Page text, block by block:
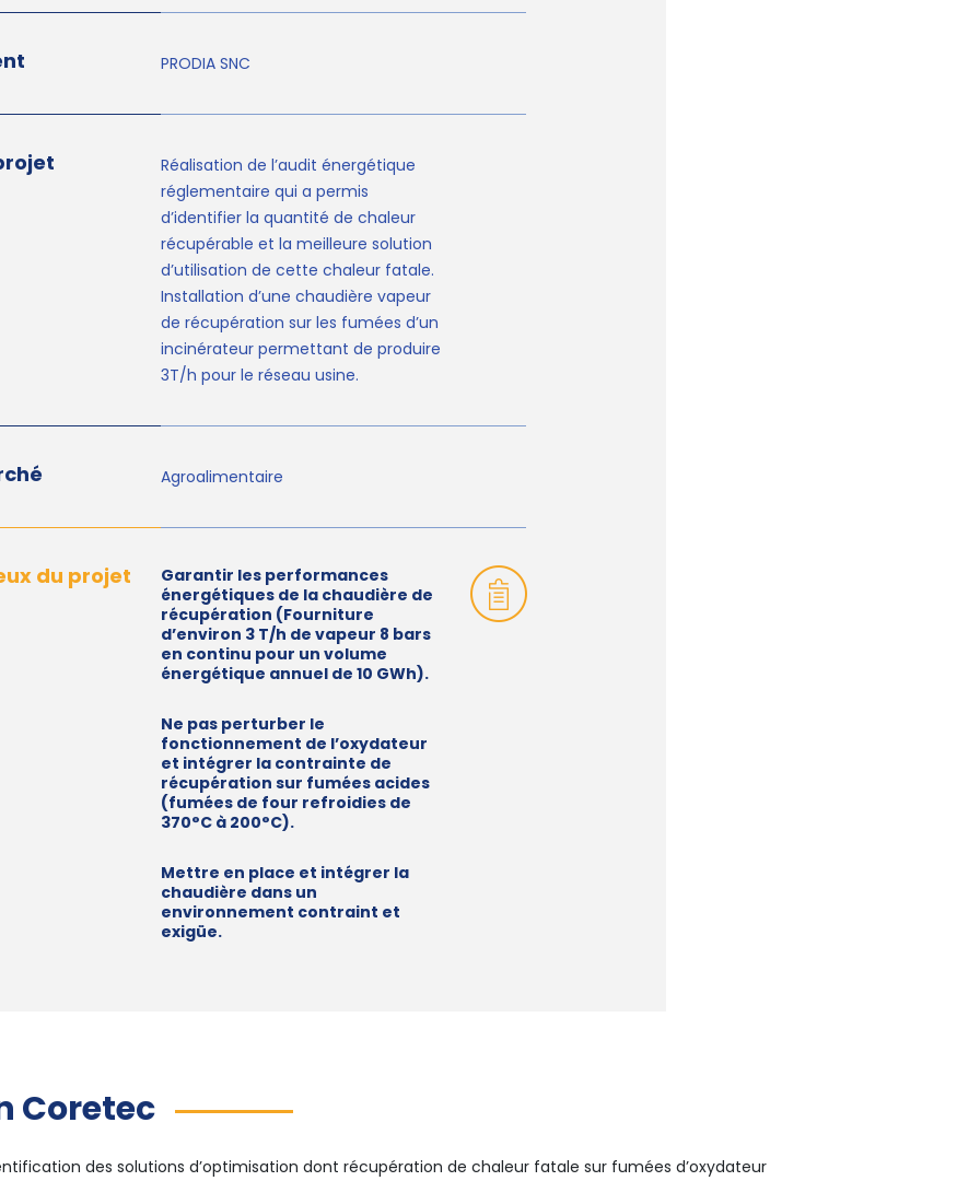
PRODIA SNC
Réalisation de l’audit énergétique
réglementaire qui a permis
d’identifier la quantité de chaleur
récupérable et la meilleure solution
d’utilisation de cette chaleur fatale.
Installation d’une chaudière vapeur
de récupération sur les fumées d’un
incinérateur permettant de produire
3T/h pour le réseau usine.
Agroalimentaire
du projet
Garantir les performances
énergétiques de la chaudière de
récupération (Fourniture
d’environ 3 T/h de vapeur 8 bars
en continu pour un volume
énergétique annuel de 10 GWh).
Ne pas perturber le
fonctionnement de l’oxydateur
et intégrer la contrainte de
récupération sur fumées acides
(fumées de four refroidies de
370°C à 200°C).
Mettre en place et intégrer la
chaudière dans un
environnement contraint et
exigüe.
Coretec
des solutions d’optimisation dont récupération de chaleur fatale sur fumées d’oxydateur